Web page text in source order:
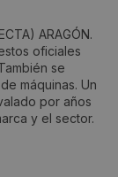
ARAGÓN.
oficiales
se
máquinas. Un
por años
y el sector.